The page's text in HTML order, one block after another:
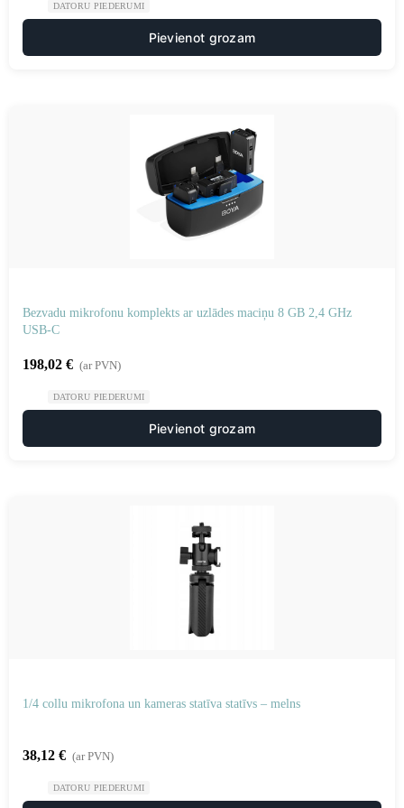
DATORU PIEDERUMI
Pievienot grozam
Bezvadu mikrofonu komplekts ar uzlādes maciņu 8 GB 2,4 GHz
USB-C
198,02 € (ar PVN)
DATORU PIEDERUMI
Pievienot grozam
1/4 collu mikrofona un kameras statīva statīvs – melns
38,12 € (ar PVN)
DATORU PIEDERUMI